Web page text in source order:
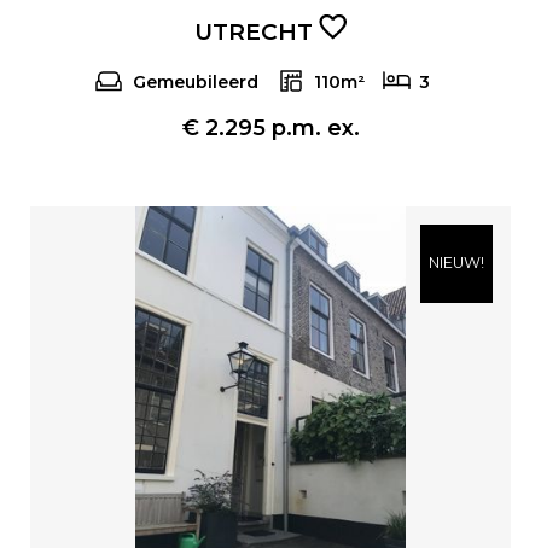
UTRECHT
Gemeubileerd 110m² 3
€ 2.295 p.m. ex.
NIEUW!